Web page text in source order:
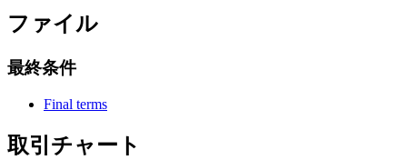
ファイル
最終条件
Final terms
取引チャート